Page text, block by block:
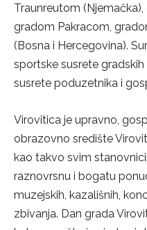
Traunreutom
gradom Pakracom,
(Bosna i Hercegovina).
sportske susrete
susrete poduzetnika i
Virovitica je upravno,
obrazovno središte
kao takvo svim
raznovrsnu i bogatu
muzejskih, kazališnih,
zbivanja. Dan grada